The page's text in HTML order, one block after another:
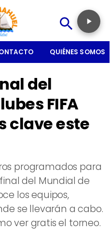
QUIÉNES SOMOS
del
FIFA
clave este
programados para
del Mundial de
los equipos,
se llevarán a cabo.
ver gratis el torneo.